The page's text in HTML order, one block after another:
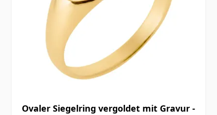
Ovaler Siegelring vergoldet mit Gravur -